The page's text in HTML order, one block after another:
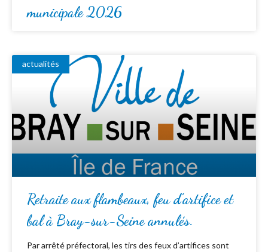
municipale 2026
actualités
Retraite aux flambeaux, feu d’artifice et
bal à Bray-sur-Seine annulés.
Par arrêté préfectoral, les tirs des feux d’artifices sont